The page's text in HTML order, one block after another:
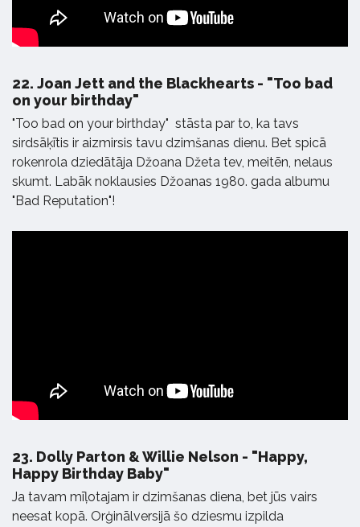
22. Joan Jett and the Blackhearts - "Too bad
on your birthday"
"Too bad on your birthday" stāsta par to, ka tavs
sirdsāķītis ir aizmirsis tavu dzimšanas dienu. Bet spicā
rokenrola dziedātāja Džoana Džeta tev, meitēn, nelaus
skumt. Labāk noklausies Džoanas 1980. gada albumu
"Bad Reputation"!
23. Dolly Parton & Willie Nelson - "Happy,
Happy Birthday Baby"
Ja tavam mīļotajam ir dzimšanas diena, bet jūs vairs
neesat kopā. Orģinālversijā šo dziesmu izpilda